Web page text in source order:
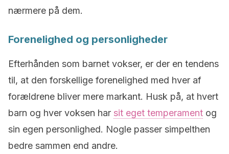
nærmere på dem.
Forenelighed og personligheder
Efterhånden som barnet vokser, er der en tendens
til, at den forskellige forenelighed med hver af
forældrene bliver mere markant. Husk på, at hvert
barn og hver voksen har sit eget temperament og
sin egen personlighed. Nogle passer simpelthen
bedre sammen end andre.